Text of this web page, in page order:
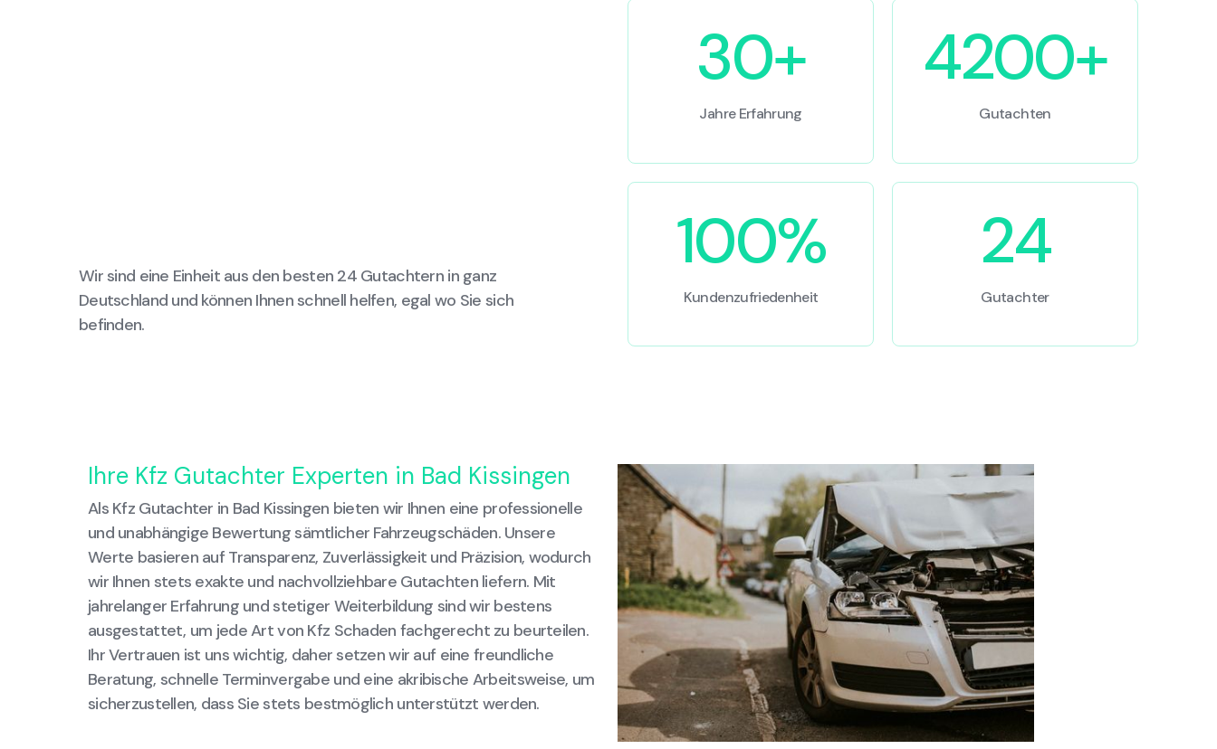
Wir sind eine Einheit aus den besten 24 Gutachtern in ganz
Deutschland und können Ihnen schnell helfen, egal wo Sie sich
befinden.
30+
Jahre Erfahrung
4200+
Gutachten
100%
Kundenzufriedenheit
24
Gutachter
Ihre Kfz Gutachter Experten in Bad Kissingen
Als Kfz Gutachter in Bad Kissingen bieten wir Ihnen eine professionelle
und unabhängige Bewertung sämtlicher Fahrzeugschäden. Unsere
Werte basieren auf Transparenz, Zuverlässigkeit und Präzision, wodurch
wir Ihnen stets exakte und nachvollziehbare Gutachten liefern. Mit
jahrelanger Erfahrung und stetiger Weiterbildung sind wir bestens
ausgestattet, um jede Art von Kfz Schaden fachgerecht zu beurteilen.
Ihr Vertrauen ist uns wichtig, daher setzen wir auf eine freundliche
Beratung, schnelle Terminvergabe und eine akribische Arbeitsweise, um
sicherzustellen, dass Sie stets bestmöglich unterstützt werden.